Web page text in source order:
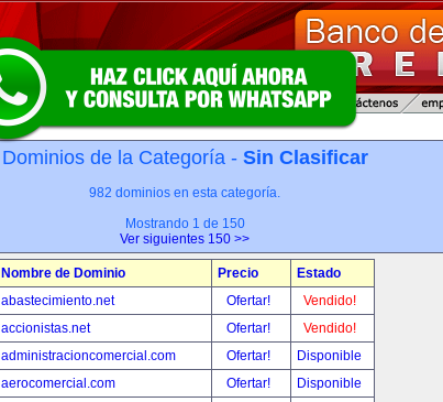
Dominios de la Categoría - Sin Clasificar
982 dominios en esta categoría.
Mostrando 1 de 150
Ver siguientes 150 >>
Nombre de Dominio Precio
Estado
abastecimiento.net
Ofertar!
Vendido!
accionistas.net
Ofertar!
Vendido!
administracioncomercial.com
Ofertar!
Disponible
aerocomercial.com
Ofertar!
Disponible